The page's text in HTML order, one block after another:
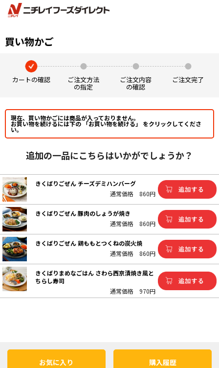
買い物かご
カートの確認 ご注文方法
の指定
ご注文内容
の確認
ご注文完了
現在、買い物かごには商品が入っておりません。
お買い物を続けるには下の 「お買い物を続ける」 をクリックしてくださ
い。
追加の一品にこちらはいかがでしょうか？
きくばりごぜん チーズデミハンバーグ
通常価格 860円
きくばりごぜん 豚肉のしょうが焼き
通常価格 860円
きくばりごぜん 鶏ももとつくねの炭火焼
通常価格 860円
きくばりまめなごはん さわら西京漬焼き風と
ちらし寿司
通常価格 970円
お気に入り 購入履歴